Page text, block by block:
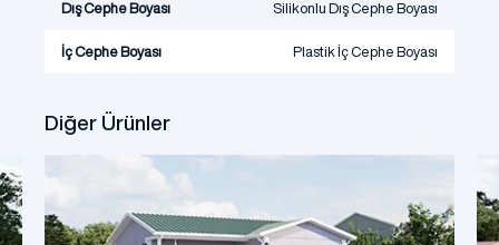
Dış Cephe Boyası Silikonlu Dış Cephe Boyası
İç Cephe Boyası Plastik İç Cephe Boyası
Diğer Ürünler